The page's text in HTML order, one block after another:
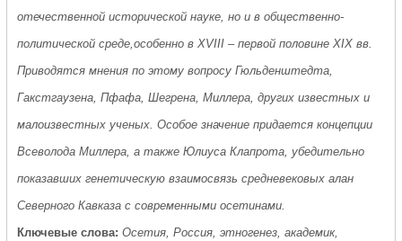
отечественной исторической науке, но и в общественно-
политической среде,особенно в XVIII – первой половине XIX вв.
Приводятся мнения по этому вопросу Гюльденштедта,
Гакстгаузена, Пфафа, Шегрена, Миллера, других известных и
малоизвестных ученых. Особое значение придается концепции
Всеволода Миллера, а также Юлиуса Клапрота, убедительно
показавших генетическую взаимосвязь средневековых алан
Северного Кавказа с современными осетинами.
Ключевые слова: Осетия, Россия, этногенез, академик,